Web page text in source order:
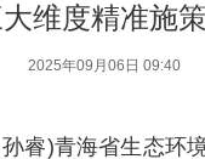
维度精准施
2025年09月06日 09:40
)青海省生态环境